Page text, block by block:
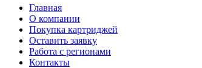
Главная
О компании
Покупка картриджей
Оставить заявку
Работа с регионами
Контакты